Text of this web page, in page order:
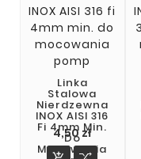
Linka
Stalowa
Nierdzewna
INOX AISI 316
Fi 4mm Min.
Do
Mocowania
4,50 zł